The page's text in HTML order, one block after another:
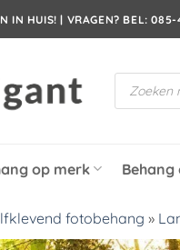
IN HUIS! | VRAGEN? BEL:
Producten
zoeken
op merk Behang
fotobehang »